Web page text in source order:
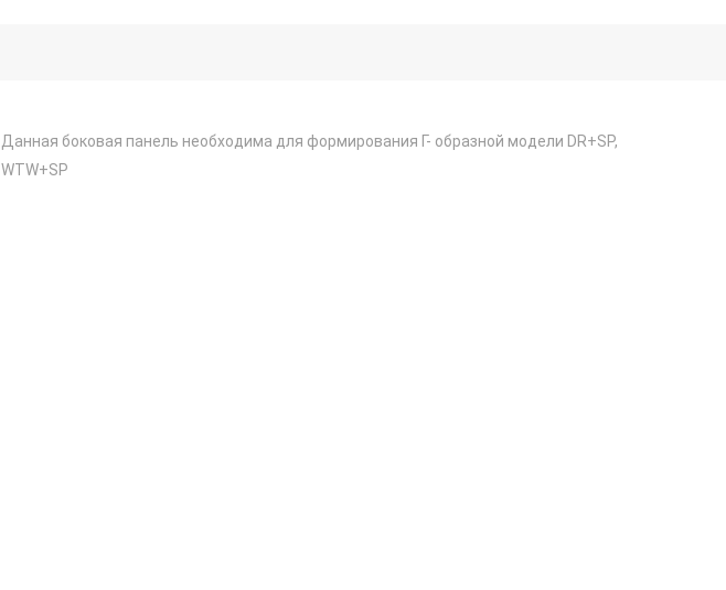
Данная боковая панель необходима для формирования Г- образной модели DR+SP,
WTW+SP